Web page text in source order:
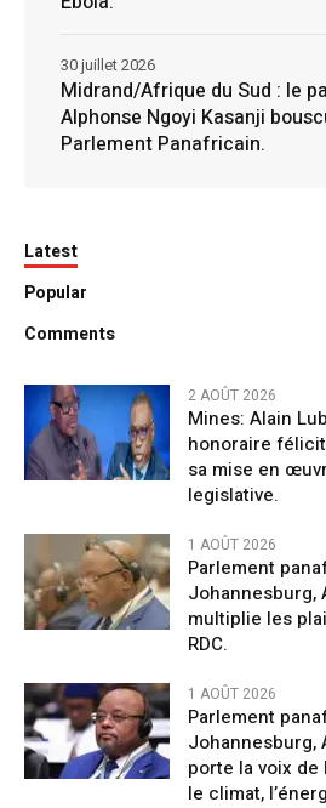
Midrand/Afrique du Sud : le
Alphonse Ngoyi Kasanji
Parlement Panafricain.
30 juillet 2026
Latest
Popular
Comments
2 AOÛT 2026
Mines: Alain
honoraire
sa mise en
legislative.
1 AOÛT 2026
Parlement
Johannesburg,
multiplie les
RDC.
1 AOÛT 2026
Parlement
Johannesburg,
porte la voix de
le climat,